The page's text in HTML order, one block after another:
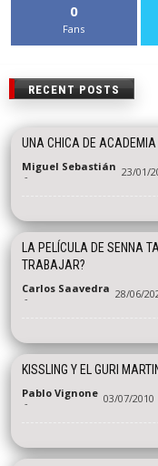
0
Fans
RECENT POSTS
UNA CHICA DE ACADEMIA
Miguel Sebastián
- 23/01/
LA PELÍCULA DE SENNA
TRABAJAR?
Carlos Saavedra
- 28/06/
KISSLING Y EL GURI
Pablo Vignone
- 03/07/2010